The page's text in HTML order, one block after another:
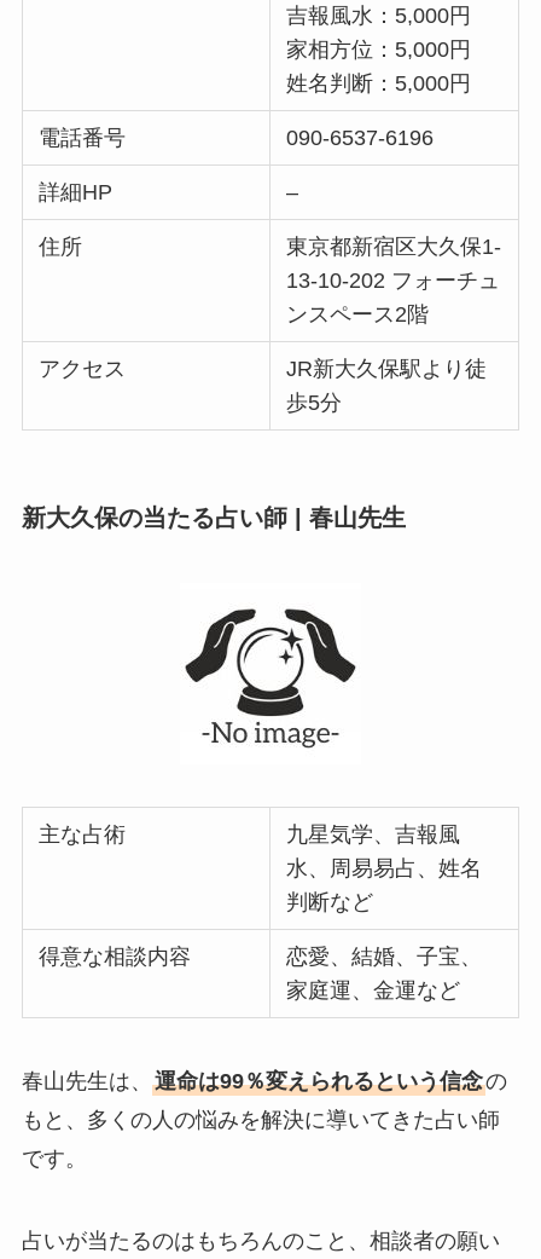
吉報風水：5,000円
家相方位：5,000円
姓名判断：5,000円
電話番号 090-6537-6196
詳細HP –
住所
東京都新宿区大久保1-
13-10-202 フォーチュ
ンスペース2階
アクセス
JR新大久保駅より徒
歩5分
新大久保の当たる占い師 | 春山先生
主な占術
九星気学、吉報風
水、周易易占、姓名
判断など
得意な相談内容
恋愛、結婚、子宝、
家庭運、金運など
春山先生は、 運命は99％変えられるという信念の
もと、多くの人の悩みを解決に導いてきた占い師
です。
占いが当たるのはもちろんのこと、相談者の願い